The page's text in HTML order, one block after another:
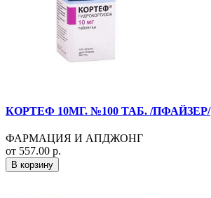
КОРТЕФ 10МГ. №100 ТАБ. /ПФАЙЗЕР/
ФАРМАЦИЯ И АПДЖОНГ
от 557.00 р.
В корзину